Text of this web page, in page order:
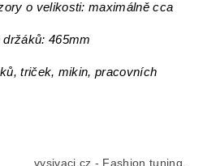
o velikosti: maximálně cca
465mm
triček, mikin, pracovních
vysivaci.cz - Fashion tuning,